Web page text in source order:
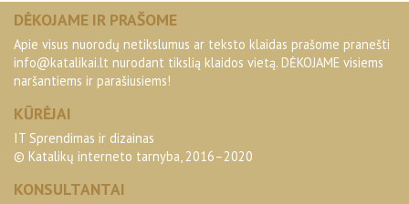
DĖKOJAME IR PRAŠOME
Apie visus nuorodų netikslumus ar teksto klaidas prašome pranešti
info@katalikai.lt nurodant tikslią klaidos vietą. DĖKOJAME visiems
naršantiems ir parašiusiems!
KŪRĖJAI
IT Sprendimas ir dizainas
© Katalikų interneto tarnyba, 2016–2020
KONSULTANTAI